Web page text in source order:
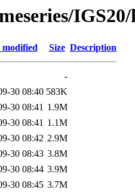
modified Size Description
-
30 08:40 583K
30 08:41 1.9M
30 08:41 1.1M
30 08:42 2.9M
30 08:43 3.8M
30 08:44 3.9M
30 08:45 3.7M